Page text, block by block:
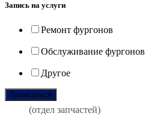
Запись на услуги
Ремонт фургонов
Обслуживание фургонов
Другое
(отдел запчастей)